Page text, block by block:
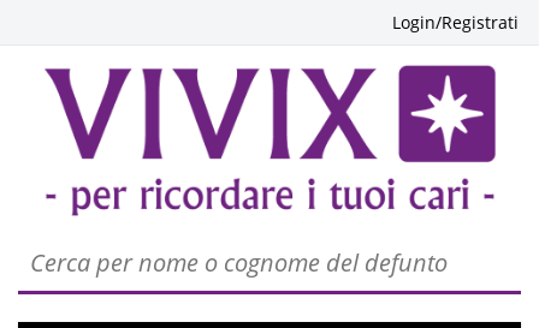
Login/Registrati